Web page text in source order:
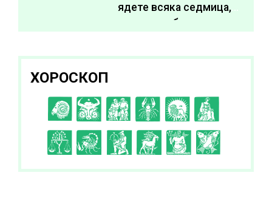
ядете всяка седмица,
за да подобрите
ХОРОСКОП
C D EFGH
I J K L A B